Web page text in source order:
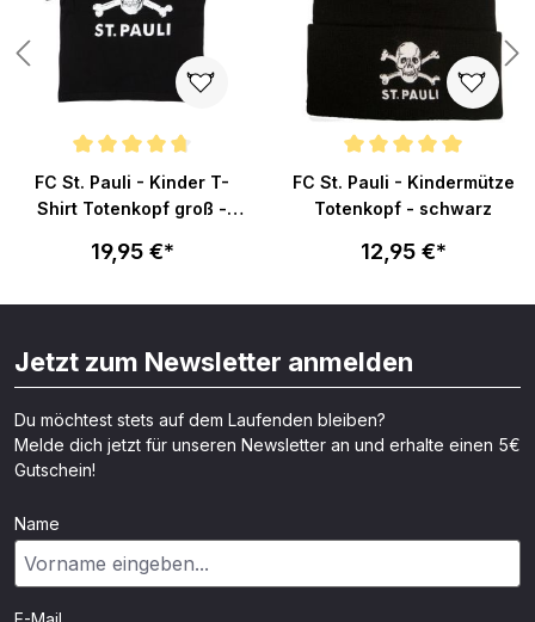
von 5 Sternen
Durchschnittliche Bewertung von 4.8 von 5 Sternen
FC St. Pauli - Kinder T-
Shirt Totenkopf groß -
19,95 €*
Durchschnittliche Bewertung
FC St. Pauli - Kindermütze
Totenkopf - schwarz
12,95 €*
Jetzt zum Newsletter anmelden
Du möchtest stets auf dem Laufenden bleiben?
Melde dich jetzt für unseren Newsletter an und erhalte einen 5€
Gutschein!
Name